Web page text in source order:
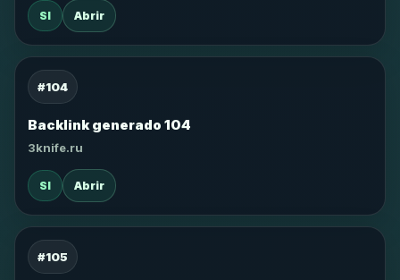
SI Abrir
#104
Backlink generado 104
3knife.ru
SI Abrir
#105